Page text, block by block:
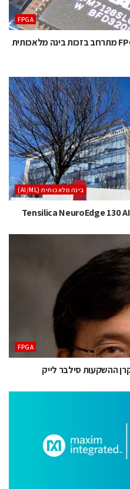
‫‪FPGA‬‬
אלטרה חוזרת לצמוח: הביקוש ל־FPGA מתרחב בזכות בינה מלאכותית
בינה מלאכותית (AI/ML)
‫‪FPGA‬‬